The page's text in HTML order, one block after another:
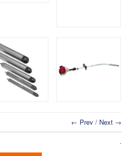
← Prev / Next →